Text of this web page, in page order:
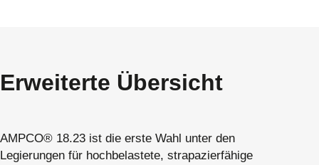
Erweiterte Übersicht
AMPCO® 18.23 ist die erste Wahl unter den
Legierungen für hochbelastete, strapazierfähige